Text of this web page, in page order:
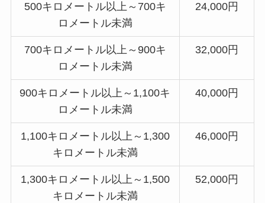
500キロメートル以上～700キ
ロメートル未満
24,000円
700キロメートル以上～900キ
ロメートル未満
32,000円
900キロメートル以上～1,100キ
ロメートル未満
40,000円
1,100キロメートル以上～1,300
キロメートル未満
46,000円
1,300キロメートル以上～1,500
キロメートル未満
52,000円